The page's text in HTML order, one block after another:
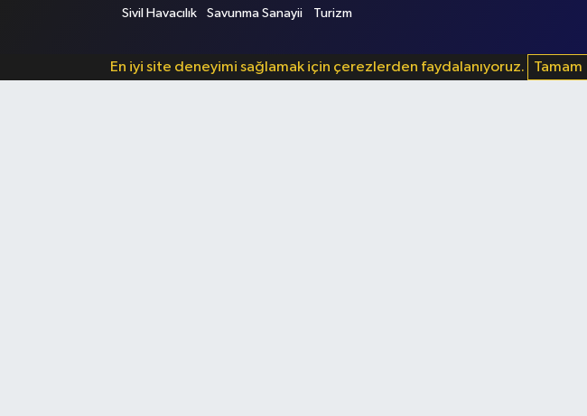
Sivil Havacılık Savunma Sanayii Turizm
En iyi site deneyimi sağlamak için çerezlerden faydalanıyoruz. Tamam